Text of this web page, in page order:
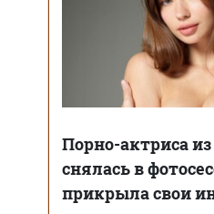
Порно-актриса
снялась в
прикрыла свои